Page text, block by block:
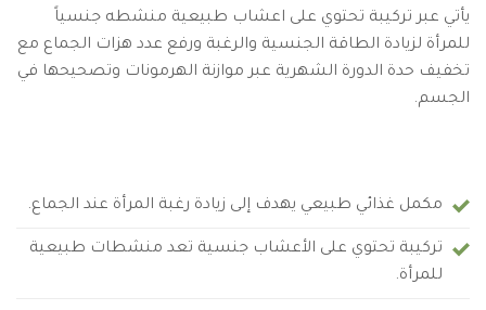
يأتي عبر تركيبة تحتوي على اعشاب طبيعية منشطه جنسياً
للمرأة لزيادة الطاقة الجنسية والرغبة ورفع عدد هزات الجماع مع
تخفيف حدة الدورة الشهرية عبر موازنة الهرمونات وتصحيحها في
الجسم.
مكمل غذائي طبيعي يهدف إلى زيادة رغبة المرأة عند الجماع.
تركيبة تحتوي على الأعشاب جنسية تعد منشطات طبيعية
للمرأة.